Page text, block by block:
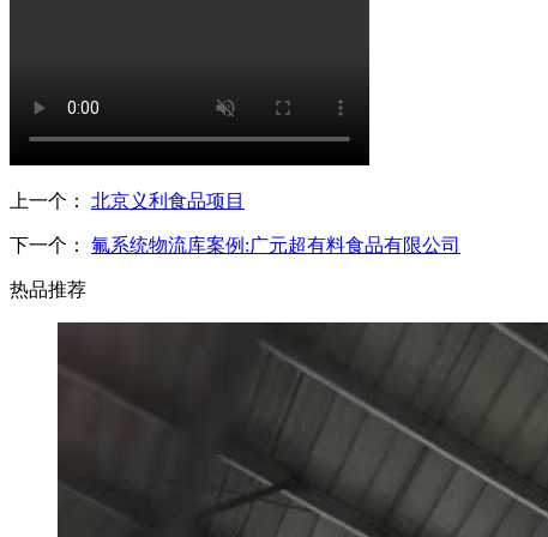
上一个： 北京义利食品项目
下一个： 氟系统物流库案例:广元超有料食品有限公司
热品推荐